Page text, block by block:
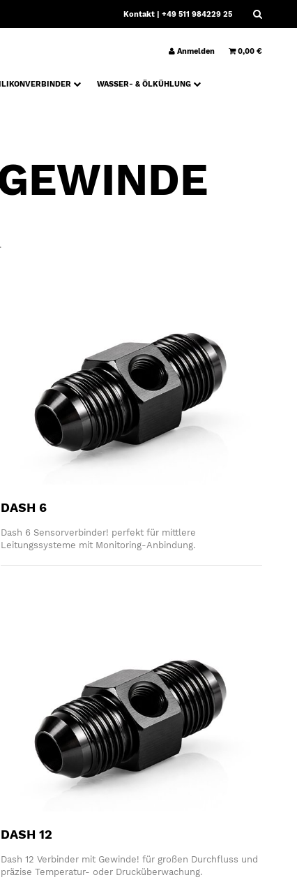
Kontakt | +49 511 984229 25
Anmelden 0,00 €
WASSER- & ÖLKÜHLUNG
DASH 6
Dash 6 Sensorverbinder! perfekt für mittlere
Leitungssysteme mit Monitoring-Anbindung.
DASH 12
Dash 12 Verbinder mit Gewinde! für großen Durchfluss und
präzise Temperatur- oder Drucküberwachung.